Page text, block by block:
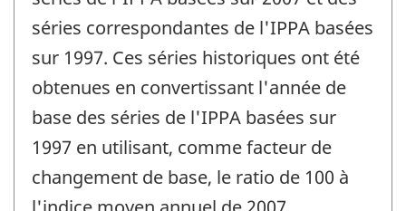
séries correspondantes de l'IPPA basées
sur 1997. Ces séries historiques ont été
obtenues en convertissant l'année de
base des séries de l'IPPA basées sur
1997 en utilisant, comme facteur de
changement de base, le ratio de 100 à